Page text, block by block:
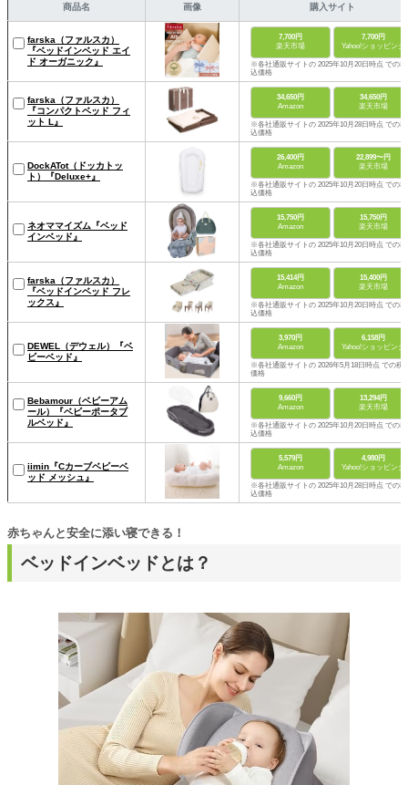
商品名 画像 購入サイト
farska（ファルスカ）
『ベッドインベッド エイ
ド オーガニック』
7,700円
楽天市場
7,700円
Yahoo!ショッピング
※各社通販サイトの 2025年10月20日時点 での税
込価格
farska（ファルスカ）
『コンパクトベッド フィ
ット L』
34,650円
Amazon
34,650円
楽天市場
※各社通販サイトの 2025年10月28日時点 での税
込価格
DockATot（ドッカトッ
ト）『Deluxe+』
26,400円
Amazon
22,899〜円
楽天市場
※各社通販サイトの 2025年10月20日時点 での税
込価格
ネオママイズム『ベッド
インベッド』
15,750円
Amazon
15,750円
楽天市場
※各社通販サイトの 2025年10月20日時点 での税
込価格
farska（ファルスカ）
『ベッドインベッド フレ
ックス』
15,414円
Amazon
15,400円
楽天市場
※各社通販サイトの 2025年10月20日時点 での税
込価格
DEWEL（デウェル）『ベ
ビーベッド』
3,970円
Amazon
6,158円
Yahoo!ショッピング
※各社通販サイトの 2026年5月18日時点 での税
価格
Bebamour（ベビーアム
ール）『ベビーポータブ
ルベッド』
9,660円
Amazon
13,294円
楽天市場
※各社通販サイトの 2025年10月20日時点 での税
込価格
iimin『Cカーブベビーベ
ッド メッシュ』
5,579円
Amazon
4,980円
Yahoo!ショッピング
※各社通販サイトの 2025年10月28日時点 での税
込価格
ベッドインベッドとは？
赤ちゃんと安全に添い寝できる！